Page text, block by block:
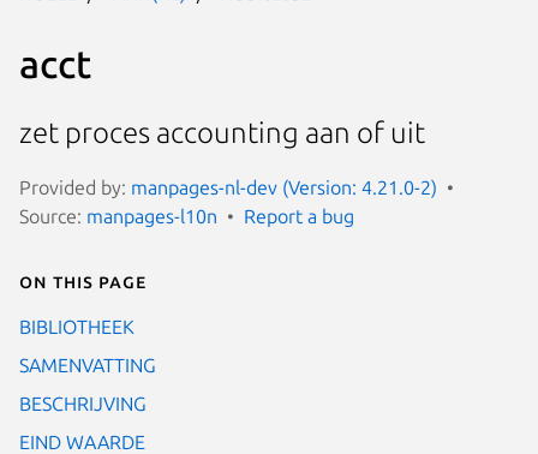
acct
zet proces accounting aan of uit
Provided by: manpages-nl-dev (Version: 4.21.0-2)
Source: manpages-l10n Report a bug
On this page
BIBLIOTHEEK
SAMENVATTING
BESCHRIJVING
EIND WAARDE